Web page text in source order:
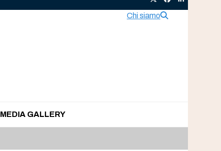
TwitterFacebook
LinkedIn
Chi siamo
MEDIA GALLERY